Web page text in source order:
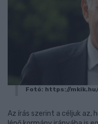
Fotó: https://
Az írás szerint a céljuk az,